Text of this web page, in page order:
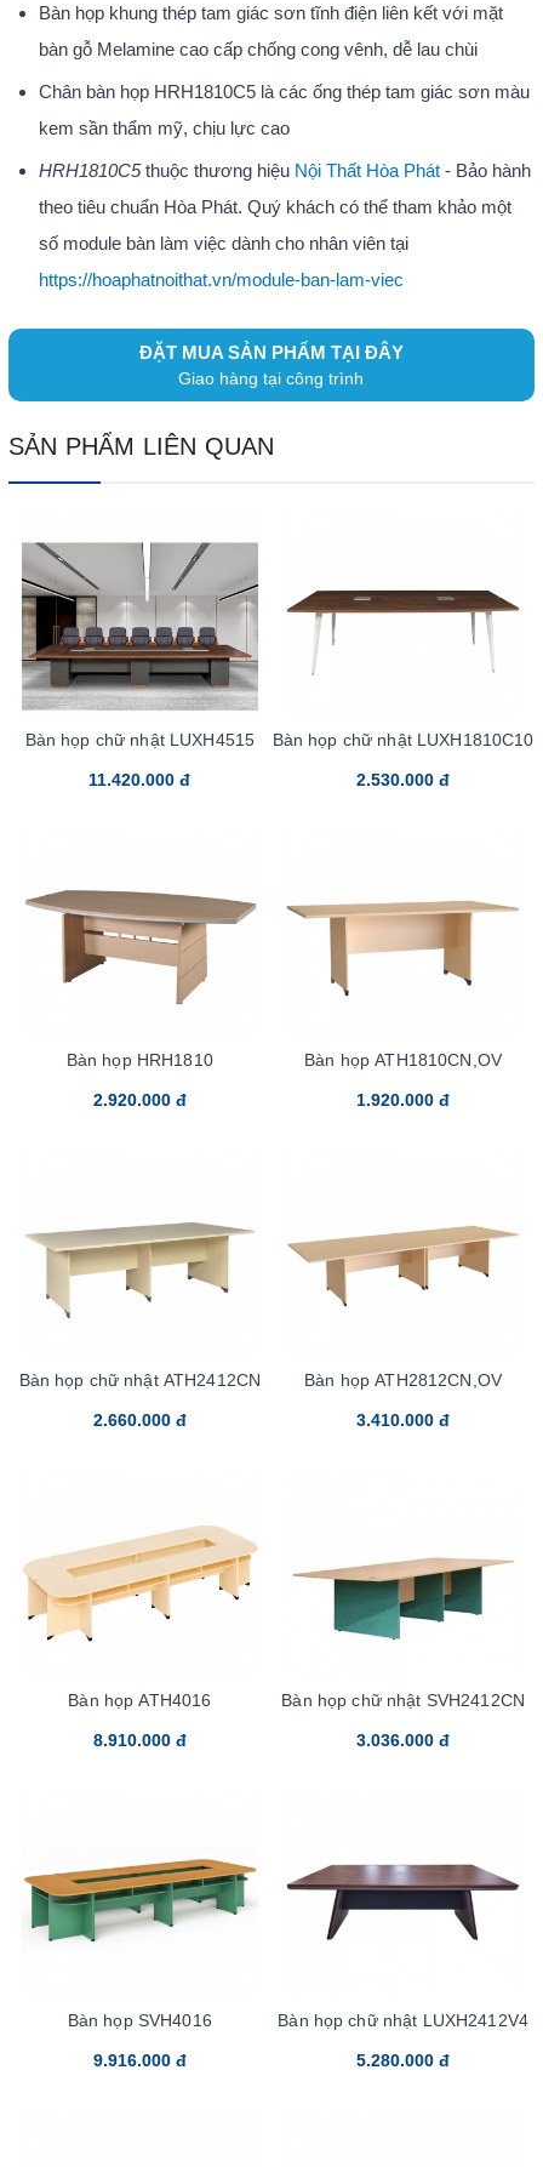
Bàn họp khung thép tam giác sơn tĩnh điện liên kết với mặt
bàn gỗ Melamine cao cấp chống cong vênh, dễ lau chùi
Chân bàn họp HRH1810C5 là các ống thép tam giác sơn màu
kem sần thẩm mỹ, chịu lực cao
HRH1810C5thuộc thương hiệu Nội Thất Hòa Phát- Bảo hành
theo tiêu chuẩn Hòa Phát. Quý khách có thể tham khảo một
số module bàn làm việc dành cho nhân viên tại
https://hoaphatnoithat.vn/module-ban-lam-viec
ĐẶT MUA SẢN PHẨM TẠI ĐÂY
Giao hàng tại công trình
SẢN PHẨM LIÊN QUAN
Bàn họp chữ nhật LUXH4515
11.420.000 đ
Bàn họp chữ nhật LUXH1810C10
2.530.000 đ
Bàn họp HRH1810
2.920.000 đ
Bàn họp ATH1810CN,OV
1.920.000 đ
Bàn họp chữ nhật ATH2412CN
2.660.000 đ
Bàn họp ATH2812CN,OV
3.410.000 đ
Bàn họp ATH4016
8.910.000 đ
Bàn họp chữ nhật SVH2412CN
3.036.000 đ
Bàn họp SVH4016
9.916.000 đ
Bàn họp chữ nhật LUXH2412V4
5.280.000 đ